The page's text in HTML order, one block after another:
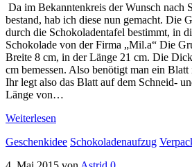
Da im Bekanntenkreis der Wunsch nach
bestand, hab ich diese nun gemacht. Die
durch die Schokoladentafel bestimmt, in
Schokolade von der Firma „Mil.a“ Die
Breite 8 cm, in der Länge 21 cm. Die
cm bemessen. Also benötigt man ein
Ihr legt also das Blatt auf dem Schneid-
Länge von…
Weiterlesen
Geschenkidee Schokoladenaufzug